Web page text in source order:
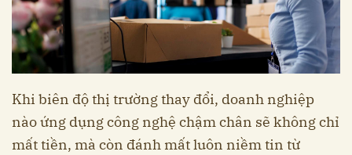
Khi biên độ thị trường thay đổi, doanh nghiệp
nào ứng dụng công nghệ chậm chân sẽ không chỉ
mất tiền, mà còn đánh mất luôn niềm tin từ